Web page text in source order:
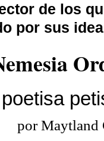
de los
por sus
por Maytland